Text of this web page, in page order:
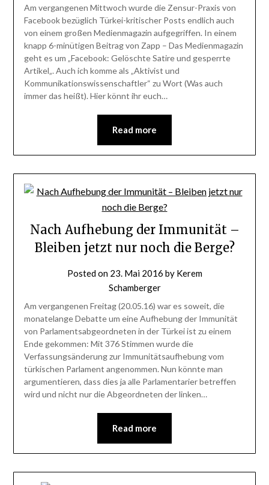
Am vergangenen Mittwoch wurde die Zensur-Praxis von
Facebook bezüglich Türkei-kritischer Posts endlich auch
von einem großen Medienmagazin aufgegriffen. In einem
knapp 6-minütigen Beitrag von Zapp – Das Medienmagazin
geht es um „Facebook: Gelöschte Satire und gesperrte
Artikel„. Auch ich komme als „Aktivist und
Kommunikationswissenschaftler“ zu Wort (Was auch
immer das heißt). Hier könnt ihr euch…
Read more
Nach Aufhebung der Immunität –
Bleiben jetzt nur noch die Berge?
Posted on 23. Mai 2016 by Kerem
Schamberger
Am vergangenen Freitag (20.05.16) war es soweit, die
monatelange Debatte um eine Aufhebung der Immunität
von Parlamentsabgeordneten in der Türkei ist zu einem
Ende gekommen: Mit 376 Stimmen wurde die
Verfassungsänderung zur Immunitätsaufhebung vom
türkischen Parlament angenommen. Nun könnte man
argumentieren, dass dies ja alle Parlamentarier betreffen
wird und nicht nur die Abgeordneten der linken…
Read more